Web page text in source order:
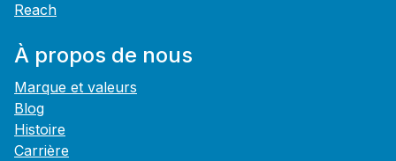
Reach
À propos de nous
Marque et valeurs
Blog
Histoire
Carrière